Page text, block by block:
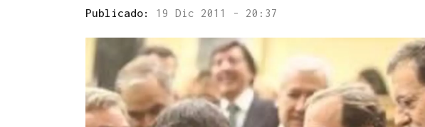
Publicado: 19 Dic 2011 - 20:37